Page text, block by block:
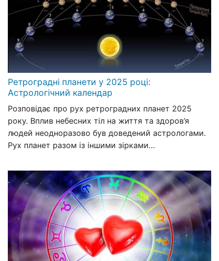
Ретроградні планети у 2025 році:
Астрологічний календар
Розповідає про рух ретроградних планет 2025
року. Вплив небесних тіл на життя та здоров’я
людей неодноразово був доведений астрологами.
Рух планет разом із іншими зірками…